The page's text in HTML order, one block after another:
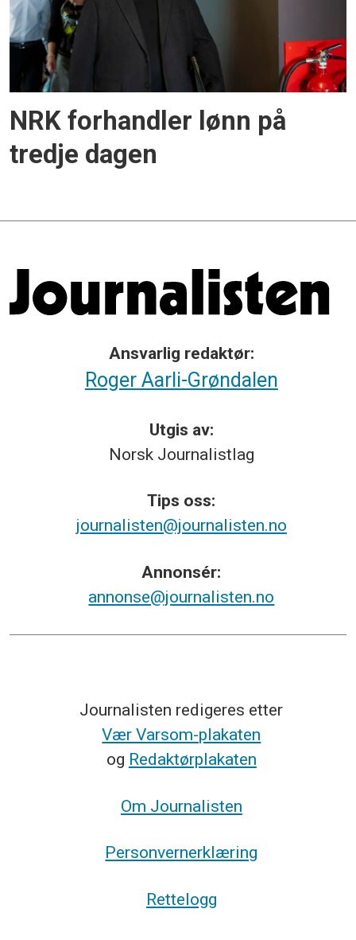
NRK forhandler lønn på
tredje dagen
Ansvarlig redaktør:
Roger Aarli-Grøndalen
Utgis av:
Norsk Journalistlag
Tips oss:
journalisten@journalisten.no
Annonsér:
annonse@journalisten.no
Journalisten redigeres etter
Vær Varsom-plakaten
og Redaktørplakaten
Om Journalisten
Personvernerklæring
Rettelogg